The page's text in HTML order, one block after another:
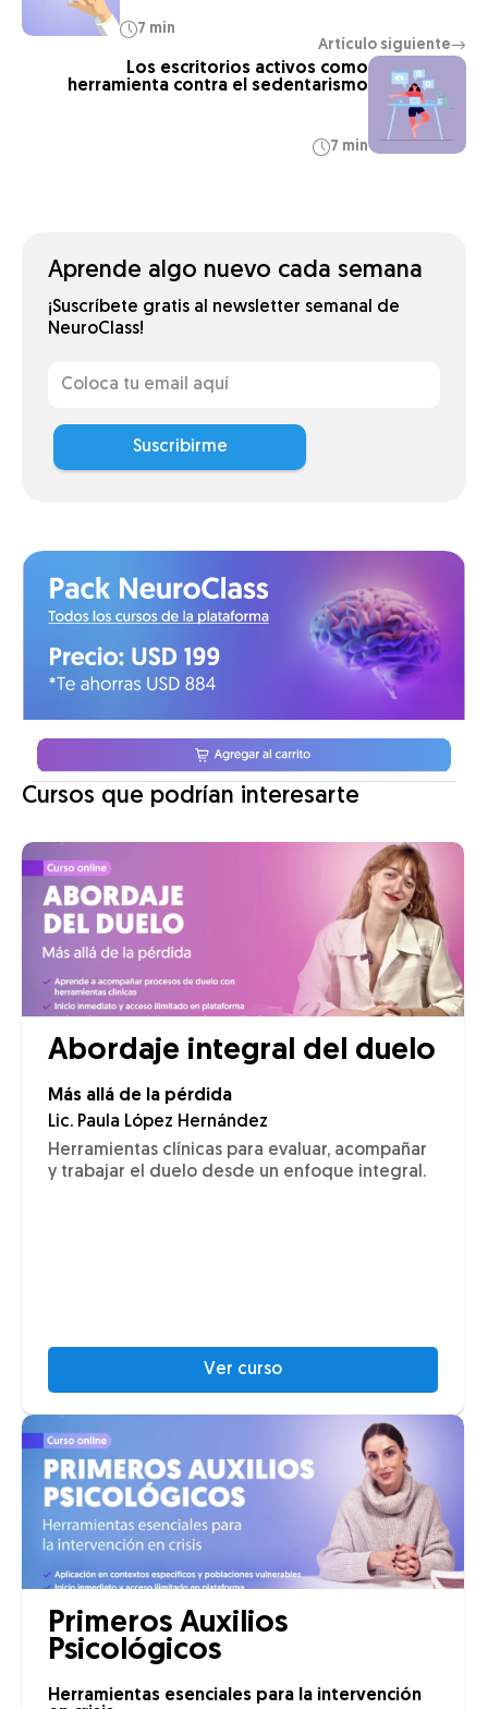
7 min
Artículo siguiente→
Los escritorios activos como
herramienta contra el sedentarismo
7 min
Aprende algo nuevo cada semana
¡Suscríbete gratis al newsletter semanal de
NeuroClass!
Suscribirme
Cursos que podrían interesarte
Abordaje integral del duelo
Más allá de la pérdida
Lic. Paula López Hernández
Herramientas clínicas para evaluar, acompañar
y trabajar el duelo desde un enfoque integral.
Ver curso
Primeros Auxilios
Psicológicos
Herramientas esenciales para la intervención